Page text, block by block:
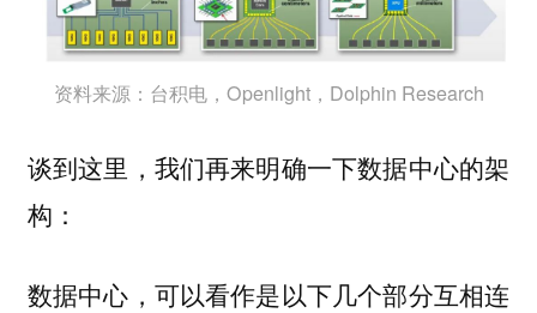
资料来源：台积电，Openlight，Dolphin Research
谈到这里，我们再来明确一下数据中心的架
构：
数据中心，可以看作是以下几个部分互相连